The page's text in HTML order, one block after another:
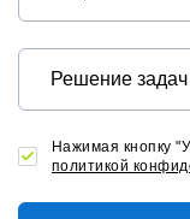
Нажимая кнопку
политикой